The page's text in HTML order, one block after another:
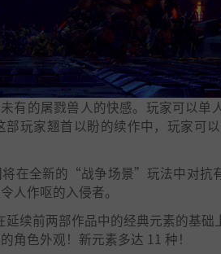
有的屠戮兽人的快感。玩家可以
玩家翘首以盼的续作中，玩家可
在全新的“战争场景”玩法中对抗
人作呕的入侵者。
续前两部作品中的经典元素的基
角色外观！新元素多达 11 种！